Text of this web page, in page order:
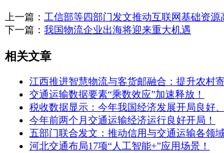
上一篇： 工信部等四部门发文推动互联网基础资源
下一篇： 我国物流企业出海将迎来重大机遇
相关文章
江西推进智慧物流与客货邮融合：提升农村
交通运输数据要素“乘数效应”加速释放！
税收数据显示：今年我国经济发展开局良好
今年前两个月交通运输经济运行良好开局！
五部门联合发文：推动信用与交通运输各领
河北交通布局17项“人工智能+”应用场景！